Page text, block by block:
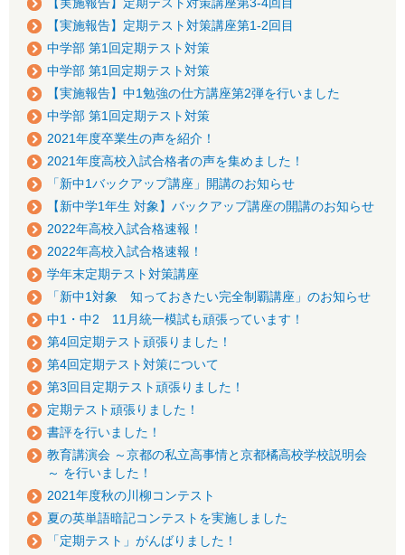
【実施報告】定期テスト対策講座第1-2回目
中学部 第1回定期テスト対策
中学部 第1回定期テスト対策
【実施報告】中1勉強の仕方講座第2弾を行いました
中学部 第1回定期テスト対策
2021年度卒業生の声を紹介！
2021年度高校入試合格者の声を集めました！
「新中1バックアップ講座」開講のお知らせ
【新中学1年生 対象】バックアップ講座の開講のお知らせ
2022年高校入試合格速報！
2022年高校入試合格速報！
学年末定期テスト対策講座
「新中1対象 知っておきたい完全制覇講座」のお知らせ
中1・中2 11月統一模試も頑張っています！
第4回定期テスト頑張りました！
第4回定期テスト対策について
第3回目定期テスト頑張りました！
定期テスト頑張りました！
書評を行いました！
教育講演会 ～京都の私立高事情と京都橘高校学校説明会
～ を行いました！
2021年度秋の川柳コンテスト
夏の英単語暗記コンテストを実施しました
「定期テスト」がんばりました！